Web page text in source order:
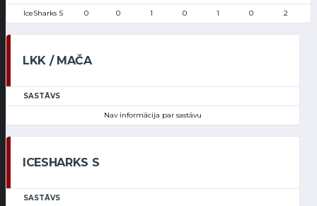
IceSharks S 0 0 1 0 1 0 2
LKK / MAČA
SASTĀVS
Nav informācija par sastāvu
ICESHARKS S
SASTĀVS